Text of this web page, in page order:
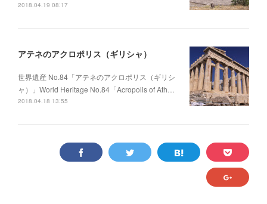
2018.04.19 08:17
アテネのアクロポリス（ギリシャ）
世界遺産 No.84「アテネのアクロポリス（ギリシ
ャ）」World Heritage No.84「Acropolis of Ath…
2018.04.18 13:55